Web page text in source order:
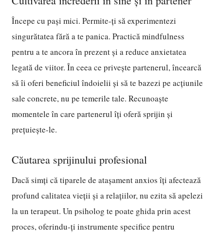
Începe cu pași mici. Permite-ți să experimentezi
singurătatea fără a te panica. Practică mindfulness
pentru a te ancora în prezent și a reduce anxietatea
legată de viitor. În ceea ce privește partenerul, încearcă
să îi oferi beneficiul îndoielii și să te bazezi pe acțiunile
sale concrete, nu pe temerile tale. Recunoaște
momentele în care partenerul îți oferă sprijin și
prețuiește-le.
Căutarea sprijinului profesional
Dacă simți că tiparele de atașament anxios îți afectează
profund calitatea vieții și a relațiilor, nu ezita să apelezi
la un terapeut. Un psiholog te poate ghida prin acest
proces, oferindu-ți instrumente specifice pentru